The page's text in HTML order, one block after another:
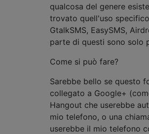
qualcosa del genere
trovato quell'uso
GtalkSMS, EasySMS,
parte di questi sono solo
Come si può fare?
Sarebbe bello se questo
collegato a Google+
Hangout che userebbe
mio telefono, o una
userebbe il mio telefono